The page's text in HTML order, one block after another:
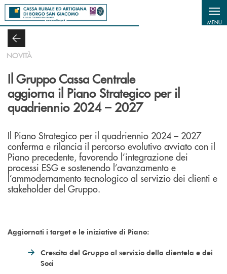
Salta al contenuto principale
MENU
NOVITÀ
Il Gruppo Cassa Centrale
aggiorna il Piano Strategico per il
quadriennio 2024 – 2027
Il Piano Strategico per il quadriennio 2024 – 2027
conferma e rilancia il percorso evolutivo avviato con il
Piano precedente, favorendo l’integrazione dei
processi ESG e sostenendo l’avanzamento e
l’ammodernamento tecnologico al servizio dei clienti e
stakeholder del Gruppo.
Aggiornati i target e le iniziative di Piano:
Crescita del Gruppo al servizio della clientela e dei
Soci